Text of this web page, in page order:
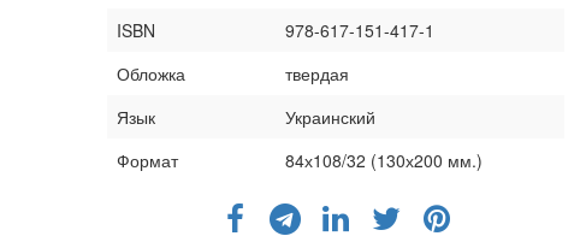
ISBN
978-617-151-417-1
Обложка
твердая
Язык
Украинский
Формат
84х108/32 (130х200 мм.)